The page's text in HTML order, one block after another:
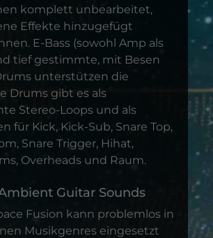
komplett unbearbeitet,
Effekte hinzugefügt
E-Bass (sowohl Amp als
tief gestimmte, mit Besen
unterstützen die
Drums gibt es als
Stereo-Loops und als
für Kick, Kick-Sub, Snare Top,
Snare Trigger, Hihat,
Overheads und Raum.
Guitar Sounds
Fusion kann problemlos in
Musikgenres eingesetzt